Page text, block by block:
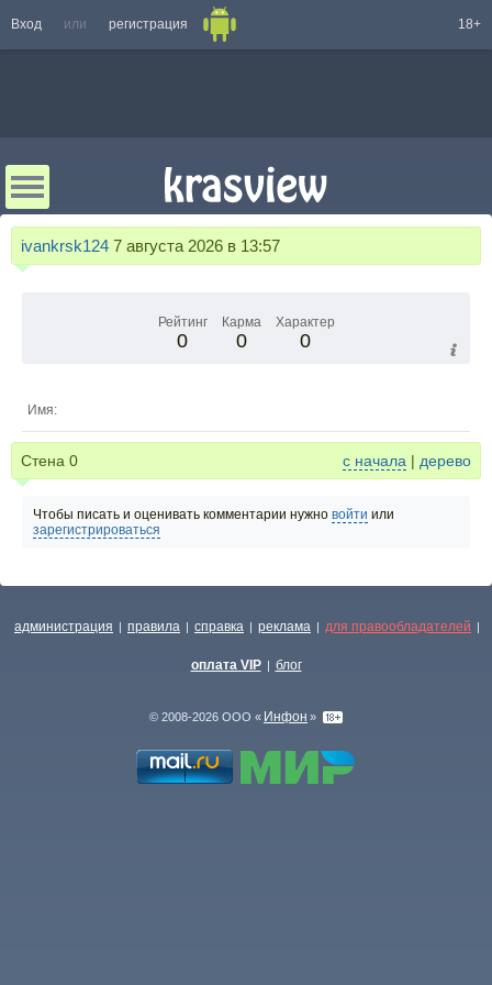
Вход или регистрация 18+
ivankrsk124 7 августа 2026 в 13:57
Рейтинг
0
Карма
0
Характер
0
Имя:
Стена 0 с начала | дерево
Чтобы писать и оценивать комментарии нужно войти или
зарегистрироваться
администрация | правила | справка | реклама | для правообладателей |
оплата VIP | блог
© 2008-2026 ООО « Инфон »